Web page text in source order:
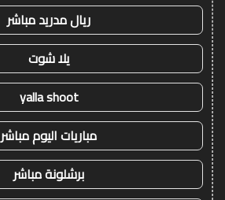
ريال مدريد مباشر
يلا شوت
yalla shoot
مباريات اليوم مباشر
برشلونة مباشر